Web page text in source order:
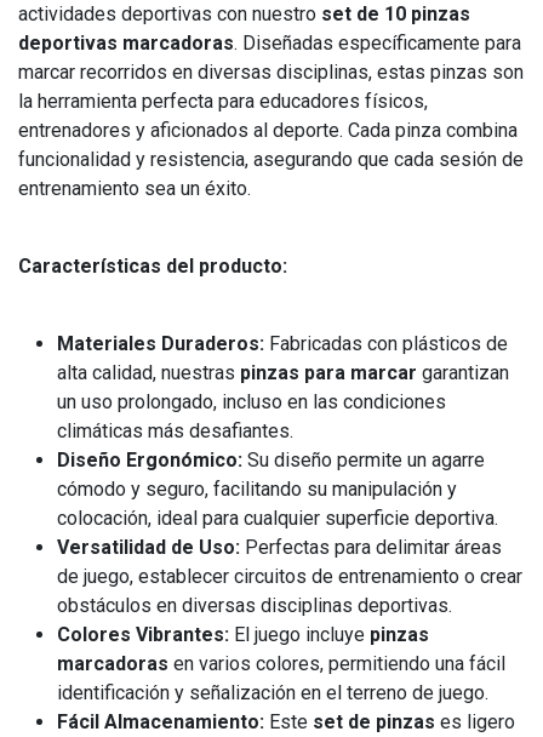
actividades deportivas con nuestro set de 10 pinzas
deportivas marcadoras. Diseñadas específicamente para
marcar recorridos en diversas disciplinas, estas pinzas son
la herramienta perfecta para educadores físicos,
entrenadores y aficionados al deporte. Cada pinza combina
funcionalidad y resistencia, asegurando que cada sesión de
entrenamiento sea un éxito.
Características del producto:
Materiales Duraderos: Fabricadas con plásticos de
alta calidad, nuestras pinzas para marcar garantizan
un uso prolongado, incluso en las condiciones
climáticas más desafiantes.
Diseño Ergonómico: Su diseño permite un agarre
cómodo y seguro, facilitando su manipulación y
colocación, ideal para cualquier superficie deportiva.
Versatilidad de Uso: Perfectas para delimitar áreas
de juego, establecer circuitos de entrenamiento o crear
obstáculos en diversas disciplinas deportivas.
Colores Vibrantes: El juego incluye pinzas
marcadoras en varios colores, permitiendo una fácil
identificación y señalización en el terreno de juego.
Fácil Almacenamiento: Este set de pinzas es ligero